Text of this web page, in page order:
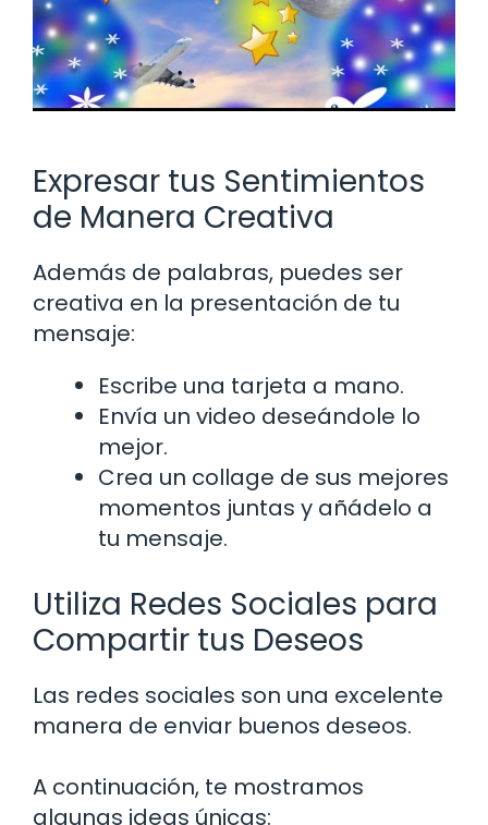
Expresar tus Sentimientos
de Manera Creativa
Además de palabras, puedes ser
creativa en la presentación de tu
mensaje:
Escribe una tarjeta a mano.
Envía un video deseándole lo
mejor.
Crea un collage de sus mejores
momentos juntas y añádelo a
tu mensaje.
Utiliza Redes Sociales para
Compartir tus Deseos
Las redes sociales son una excelente
manera de enviar buenos deseos.
A continuación, te mostramos
algunas ideas únicas: